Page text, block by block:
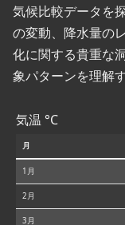
気候比較データを
の変動、降水量の
化に関する貴重な
象パターンを理解
気温 °C
月
1月
2月
3月